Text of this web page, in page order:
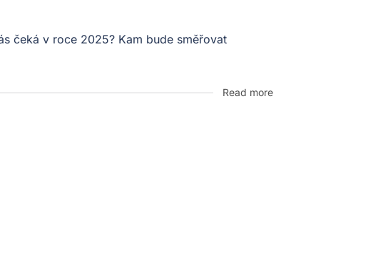
čeká v roce 2025? Kam bude směřovat
Read more